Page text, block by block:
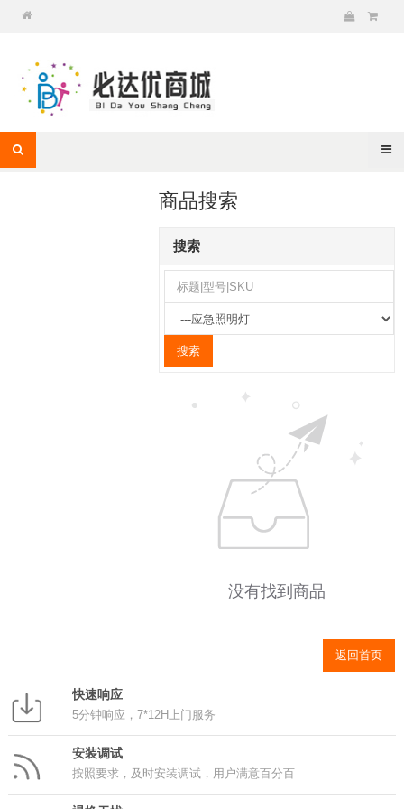
商品搜索
搜索
没有找到商品
返回首页
快速响应
5分钟响应，7*12H上门服务
安装调试
按照要求，及时安装调试，用户满意百分百